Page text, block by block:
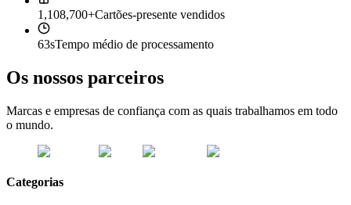
1,108,700+Cartões-presente vendidos
63sTempo médio de processamento
Os nossos parceiros
Marcas e empresas de confiança com as quais trabalhamos em todo
o mundo.
Categorias